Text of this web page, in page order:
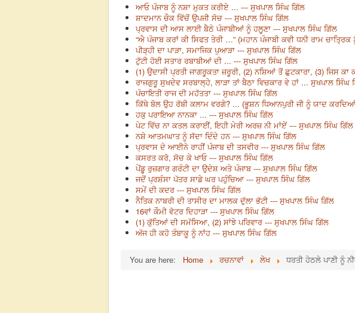
ਆਓ ਪੰਜਾਬ ਨੂੰ ਨਸ਼ਾ ਮੁਕਤ ਕਰੀਏ ... --- ਸੁਖਪਾਲ ਸਿੰਘ ਗਿੱਲ
ਸ਼ਾਦਮਾਨ ਚੌਕ ਵਿੱਚੋਂ ਉਪਜੀ ਸੋਚ --- ਸੁਖਪਾਲ ਸਿੰਘ ਗਿੱਲ
ਪ੍ਰਵਾਸ ਦੀ ਆਸ ਲਾਈ ਬੈਠੇ ਪੰਜਾਬੀਆਂ ਨੂੰ ਹਲੂਣਾ --- ਸੁਖਪਾਲ ਸਿੰਘ ਗਿੱਲ
“ਐ ਪੰਜਾਬ ਕਰਾਂ ਕੀ ਸਿਫਤ ਤੇਰੀ …” (ਮਹਾਨ ਪੰਜਾਬੀ ਕਵੀ ਧਨੀ ਰਾਮ
ਪੀੜ੍ਹੀ ਦਾ ਪਾੜਾ, ਸਮਾਜਿਕ ਪੁਆੜਾ --- ਸੁਖਪਾਲ ਸਿੰਘ ਗਿੱਲ
ਟੁੱਟੀ ਹੋਈ ਸਤਾਰ ਰਬਾਬੀਆਂ ਦੀ ... --- ਸੁਖਪਾਲ ਸਿੰਘ ਗਿੱਲ
(1) ਉਦਾਸੀ ਪ੍ਰਤੀ ਜਾਗਰੂਕਤਾ ਜ਼ਰੂਰੀ, (2) ਨਸ਼ਿਆਂ ਤੋਂ ਛੁਟਕਾਰਾ, (3) ਜਿਸ
ਰਾਜਗੁਰੂ ਸੁਖਦੇਵ ਸਰਬਾਲ੍ਹੇ, ਲਾੜਾ ਤਾਂ ਬੈਠਾ ਵਿਚਕਾਰ ਵੇ ਹਾਂ ... ਸੁਖਪਾਲ ਸਿੰਘ
ਪੰਚਾਇਤੀ ਰਾਜ ਦੀ ਮਹੱਤਤਾ --- ਸੁਖਪਾਲ ਸਿੰਘ ਗਿੱਲ
ਕਿੱਥੇ ਬੋਲ ਉਹ ਰੱਬੀ ਕਲਾਮ ਵਰਗੇ? ... (ਭੂਸ਼ਨ ਧਿਆਨਪੁਰੀ ਜੀ ਨੂੰ ਯਾਦ
ਹਕੁ ਪਰਾਇਆ ਨਾਨਕਾ ... --- ਸੁਖਪਾਲ ਸਿੰਘ ਗਿੱਲ
ਪੇਟ ਵਿੱਚ ਨਾ ਕਤਲ ਕਰਾਈਂ, ਇਹੀ ਮੇਰੀ ਅਰਜ਼ ਨੀ ਮਾਂਏਂ --- ਸੁਖਪਾਲ ਸਿੰਘ ਗਿੱਲ
ਨਸ਼ੇ ਆਤਮਘਾਤ ਨੂੰ ਸੱਦਾ ਦਿੰਦੇ ਹਨ --- ਸੁਖਪਾਲ ਸਿੰਘ ਗਿੱਲ
ਪ੍ਰਵਾਸ ਦੇ ਆਈਨੇ ਰਾਹੀਂ ਪੰਜਾਬ ਦੀ ਤਸਵੀਰ --- ਸੁਖਪਾਲ ਸਿੰਘ ਗਿੱਲ
ਕਸਰਤ ਕਰੋ, ਸੋਚ ਕੇ ਖਾਓ --- ਸੁਖਪਾਲ ਸਿੰਘ ਗਿੱਲ
ਪੇਂਡੂ ਰੁਜ਼ਗਾਰ ਗਰੰਟੀ ਦਾ ਉਦੇਸ਼ ਅਤੇ ਪੰਜਾਬ --- ਸੁਖਪਾਲ ਸਿੰਘ ਗਿੱਲ
ਜਦੋਂ ਪ੍ਰਸ਼ੰਸਾ ਪੱਤਰ ਸਾਡੇ ਘਰ ਪਹੁੰਚਿਆ --- ਸੁਖਪਾਲ ਸਿੰਘ ਗਿੱਲ
ਸਮੇਂ ਦੀ ਕਦਰ --- ਸੁਖਪਾਲ ਸਿੰਘ ਗਿੱਲ
ਨੈਤਿਕ ਨਾਬਰੀ ਦੀ ਤਾਸੀਰ ਦਾ ਮਾਲਕ ਦੁੱਲਾ ਭੱਟੀ --- ਸੁਖਪਾਲ ਸਿੰਘ ਗਿੱਲ
16ਵਾਂ ਕੌਮੀ ਵੋਟਰ ਦਿਹਾੜਾ --- ਸੁਖਪਾਲ ਸਿੰਘ ਗਿੱਲ
(1) ਕੁੱਤਿਆਂ ਦੀ ਸਮੱਸਿਆ, (2) ਸਾਂਝੇ ਪਰਿਵਾਰ --- ਸੁਖਪਾਲ ਸਿੰਘ ਗਿੱਲ
ਅੱਜ ਹੀ ਕਹੋ ਤੰਬਾਕੂ ਨੂੰ ਨਾਂਹ --- ਸੁਖਪਾਲ ਸਿੰਘ ਗਿੱਲ
You are here: Home ਰਚਨਾਵਾਂ ਲੇਖ ਧਰਤੀ ਹੇਠਲੇ ਪਾਣੀ ਨੂੰ